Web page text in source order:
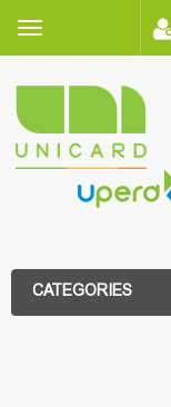
CATEGORIES